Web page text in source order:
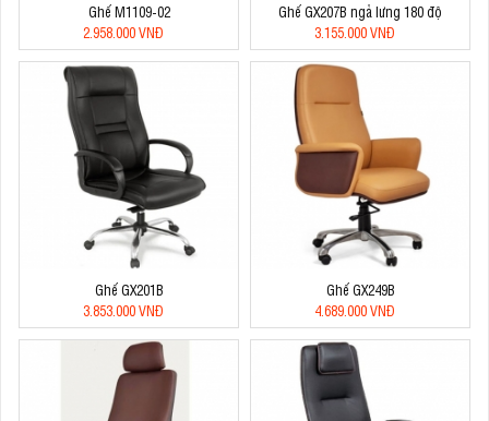
Ghế M1109-02
2.958.000 VNĐ
Ghế GX207B ngả lưng 180 độ
3.155.000 VNĐ
Ghế GX201B
3.853.000 VNĐ
Ghế GX249B
4.689.000 VNĐ